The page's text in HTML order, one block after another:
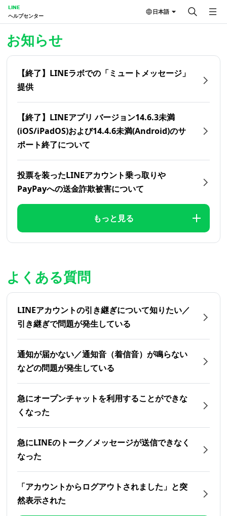
LINE
ヘルプセンター
日本語
お知らせ
【終了】LINEラボでの「ミュートメッセージ」
提供
【終了】LINEアプリ バージョン14.6.3未満
(iOS/iPadOS)および14.4.6未満(Android)のサ
ポート終了について
投票を装ったLINEアカウント乗っ取りや
PayPayへの送金詐欺被害について
もっと見る
よくある質問
LINEアカウントの引き継ぎについて知りたい／
引き継ぎで問題が発生している
通知が届かない／通知音（着信音）が鳴らない
などの問題が発生している
急にオープンチャットを利用することができな
くなった
急にLINEのトーク／メッセージが送信できなく
なった
「アカウントからログアウトされました」と突
然表示された